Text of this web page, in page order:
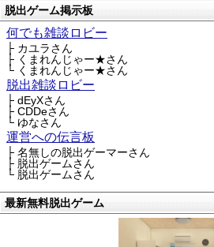
脱出ゲーム掲示板
何でも雑談ロビー
├ カユラさん
├ くまれんじゃー★さん
└ くまれんじゃー★さん
脱出雑談ロビー
├ dEyXさん
├ CDDeさん
└ ゆなさん
運営への伝言板
├ 名無しの脱出ゲーマーさん
├ 脱出ゲームさん
└ 脱出ゲームさん
最新無料脱出ゲーム